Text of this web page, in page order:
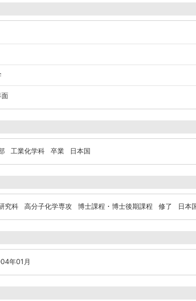
面
工業化学科 卒業 日本国
科 高分子化学専攻 博士課程・博士後期課程 修了 日本
年01月